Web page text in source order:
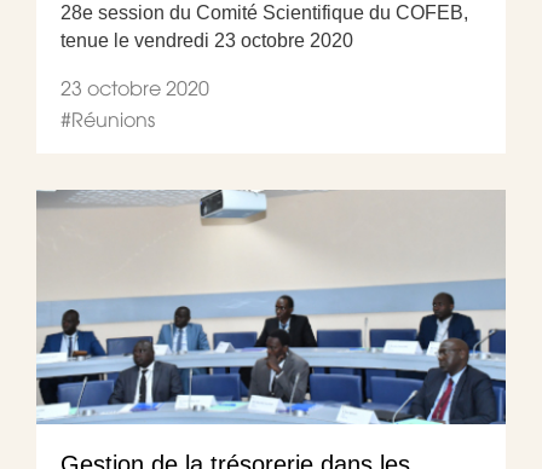
28e session du Comité Scientifique du COFEB,
tenue le vendredi 23 octobre 2020
23 octobre 2020
#Réunions